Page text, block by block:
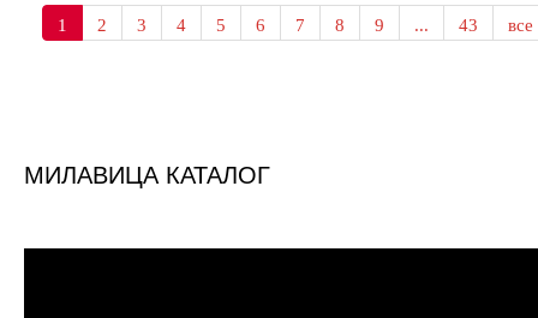
1 2 3 4 5 6 7 8 9 ... 43 все
МИЛАВИЦА КАТАЛОГ